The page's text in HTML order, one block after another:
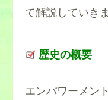
て解説していき
歴史の概要
エンパワーメン